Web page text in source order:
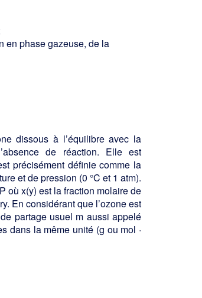
en phase gazeuse, de la
dissous à l’équilibre avec la
de réaction. Elle est
précisément définie comme la
et de pres­sion (0 °C et 1 atm).
où x(y) est la fraction molaire de
En considérant que l’ozone est
partage usuel m aussi appelé
dans la même unité (g ou mol ·